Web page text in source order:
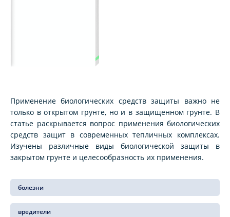
Применение биологических средств защиты важно не
только в открытом грунте, но и в защищенном грунте. В
статье раскрывается вопрос применения биологических
средств защит в современных тепличных комплексах.
Изучены различные виды биологической защиты в
закрытом грунте и целесообразность их применения.
болезни
вредители